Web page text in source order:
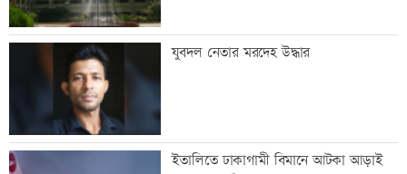
যুবদল নেতার মরদেহ উদ্ধার
ইতালিতে ঢাকাগামী বিমানে আটকা আড়াই